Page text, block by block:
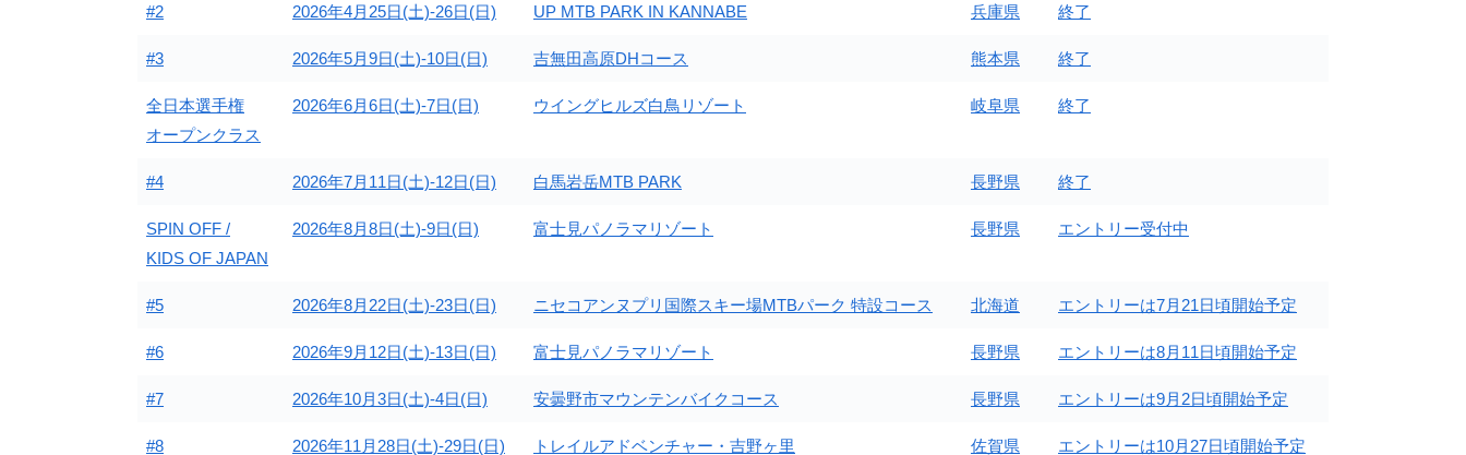
#2 2026年4月25日(土)-26日(日) UP MTB PARK IN KANNABE 兵庫県 終了
#3 2026年5月9日(土)-10日(日) 吉無田高原DHコース 熊本県 終了
全日本選手権
オープンクラス
2026年6月6日(土)-7日(日) ウイングヒルズ白鳥リゾート 岐阜県 終了
#4 2026年7月11日(土)-12日(日) 白馬岩岳MTB PARK 長野県 終了
SPIN OFF /
KIDS OF JAPAN
2026年8月8日(土)-9日(日) 富士見パノラマリゾート 長野県 エントリー受付中
#5 2026年8月22日(土)-23日(日) ニセコアンヌプリ国際スキー場MTBパーク 特設コース 北海道 エントリーは7月21日頃開始予定
#6 2026年9月12日(土)-13日(日) 富士見パノラマリゾート 長野県 エントリーは8月11日頃開始予定
#7 2026年10月3日(土)-4日(日) 安曇野市マウンテンバイクコース 長野県 エントリーは9月2日頃開始予定
#8 2026年11月28日(土)-29日(日) トレイルアドベンチャー・吉野ヶ里 佐賀県 エントリーは10月27日頃開始予定